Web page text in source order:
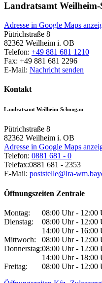
Landratsamt
Adresse in Google Maps
Pütrichstraße 8
82362 Weilheim i. OB
Telefon: +49 881 681 1210
Fax: +49 881 681 2296
E-Mail: Nachricht senden
Kontakt
Landratsamt Weilheim-Schongau
Pütrichstraße 8
82362 Weilheim i. OB
Adresse in Google Maps
Telefon: 0881 681 - 0
Telefax:0881 681 - 2353
E-Mail: poststelle@lra-
Öffnungszeiten Zentrale
Montag:
08:00 Uhr - 12:00
Dienstag:
08:00 Uhr - 12:00
14:00 Uhr - 16:00
Mittwoch:
08:00 Uhr - 12:00
Donnerstag:08:00 Uhr - 12:00
14:00 Uhr - 18:00
Freitag:
08:00 Uhr - 12:00